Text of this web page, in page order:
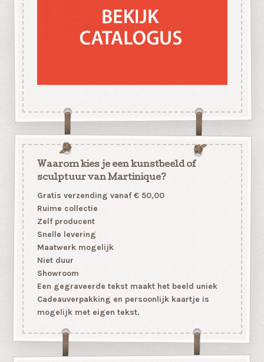
Waarom kies je een kunstbeeld of
sculptuur van Martinique?
Gratis verzending vanaf € 50,00
Ruime collectie
Zelf producent
Snelle levering
Maatwerk mogelijk
Niet duur
Showroom
Een gegraveerde tekst maakt het beeld uniek
Cadeauverpakking en persoonlijk kaartje is
mogelijk met eigen tekst.